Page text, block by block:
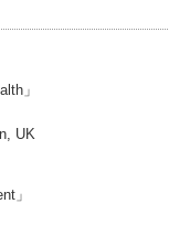
」
UK
」